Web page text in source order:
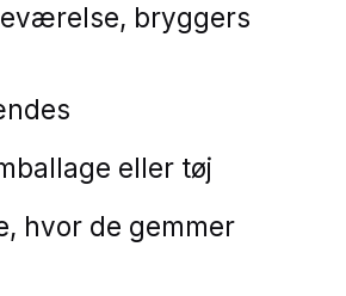
bryggers
eller tøj
hvor de gemmer